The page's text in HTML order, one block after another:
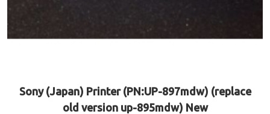
Sony (Japan) Printer (PN:UP-897mdw) (replace
old version up-895mdw) New